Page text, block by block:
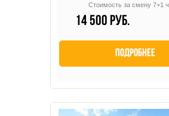
Стоимость за смену 7+1 ч.
14 500 руб.
Подробнее